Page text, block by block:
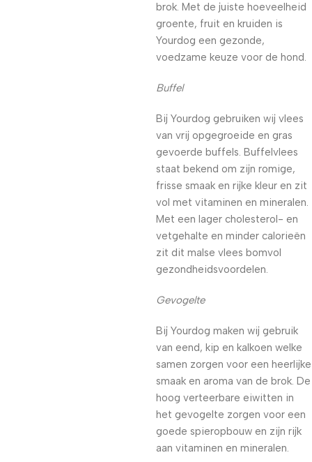
brok. Met de juiste hoeveelheid
groente, fruit en kruiden is
Yourdog een gezonde,
voedzame keuze voor de hond.
Buffel
Bij Yourdog gebruiken wij vlees
van vrij opgegroeide en gras
gevoerde buffels. Buffelvlees
staat bekend om zijn romige,
frisse smaak en rijke kleur en zit
vol met vitaminen en mineralen.
Met een lager cholesterol- en
vetgehalte en minder calorieën
zit dit malse vlees bomvol
gezondheidsvoordelen.
Gevogelte
Bij Yourdog maken wij gebruik
van eend, kip en kalkoen welke
samen zorgen voor een heerlijke
smaak en aroma van de brok. De
hoog verteerbare eiwitten in
het gevogelte zorgen voor een
goede spieropbouw en zijn rijk
aan vitaminen en mineralen.